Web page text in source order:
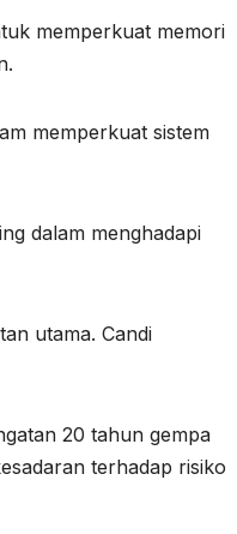
memperkuat memori
memperkuat sistem
dalam menghadapi
utama. Candi
20 tahun gempa
terhadap risiko